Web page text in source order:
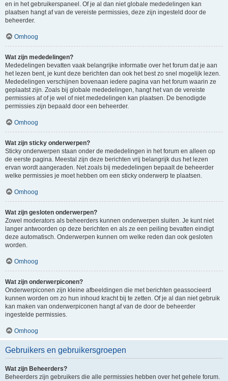
en in het gebruikerspaneel. Of je al dan niet globale mededelingen kan
plaatsen hangt af van de vereiste permissies, deze zijn ingesteld door de
beheerder.
Omhoog
Wat zijn mededelingen?
Mededelingen bevatten vaak belangrijke informatie over het forum dat je aan
het lezen bent, je kunt deze berichten dan ook het best zo snel mogelijk lezen.
Mededelingen verschijnen bovenaan iedere pagina van het forum waarin ze
geplaatst zijn. Zoals bij globale mededelingen, hangt het van de vereiste
permissies af of je wel of niet mededelingen kan plaatsen. De benodigde
permissies zijn bepaald door een beheerder.
Omhoog
Wat zijn sticky onderwerpen?
Sticky onderwerpen staan onder de mededelingen in het forum en alleen op
de eerste pagina. Meestal zijn deze berichten vrij belangrijk dus het lezen
ervan wordt aangeraden. Net zoals bij mededelingen bepaalt de beheerder
welke permissies je moet hebben om een sticky onderwerp te plaatsen.
Omhoog
Wat zijn gesloten onderwerpen?
Zowel moderators als beheerders kunnen onderwerpen sluiten. Je kunt niet
langer antwoorden op deze berichten en als ze een peiling bevatten eindigt
deze automatisch. Onderwerpen kunnen om welke reden dan ook gesloten
worden.
Omhoog
Wat zijn onderwerpiconen?
Onderwerpiconen zijn kleine afbeeldingen die met berichten geassocieerd
kunnen worden om zo hun inhoud kracht bij te zetten. Of je al dan niet gebruik
kan maken van onderwerpiconen hangt af van de door de beheerder
ingestelde permissies.
Omhoog
Gebruikers en gebruikersgroepen
Wat zijn Beheerders?
Beheerders zijn gebruikers die alle permissies hebben over het gehele forum.